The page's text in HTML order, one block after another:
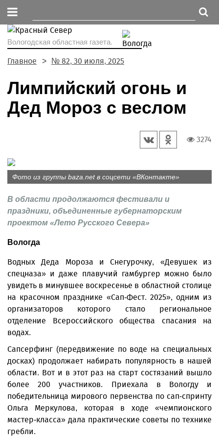
Вологодская областная газета.
Главное № 82, 30 июля, 2025
Лимпийский огонь и
Дед Мороз с веслом
3274
Фото из группы baza.net в соцсети «ВКонтакте»
В области продолжаются фестивали и
праздники, объединенные губернаторским
проектом «Лето Русского Севера»
Вологда
Водных Деда Мороза и Снегурочку, «Девушек из
спецназа» и даже плавучий гамбургер можно было
увидеть в минувшее воскресенье в областной столице
на красочном празднике «Сап-Фест. 2025», одним из
организаторов которого стало региональное
отделение Всероссийского общества спасания на
водах.
Сапсерфинг (передвижение по воде на специальных
досках) продолжает набирать популярность в нашей
области. Вот и в этот раз на старт состязаний вышло
более 200 участников. Приехала в Вологду и
победительница мирового первенства по сап-спринту
Ольга Меркулова, которая в ходе «чемпионского
мастер-класса» дала практические советы по технике
гребли.